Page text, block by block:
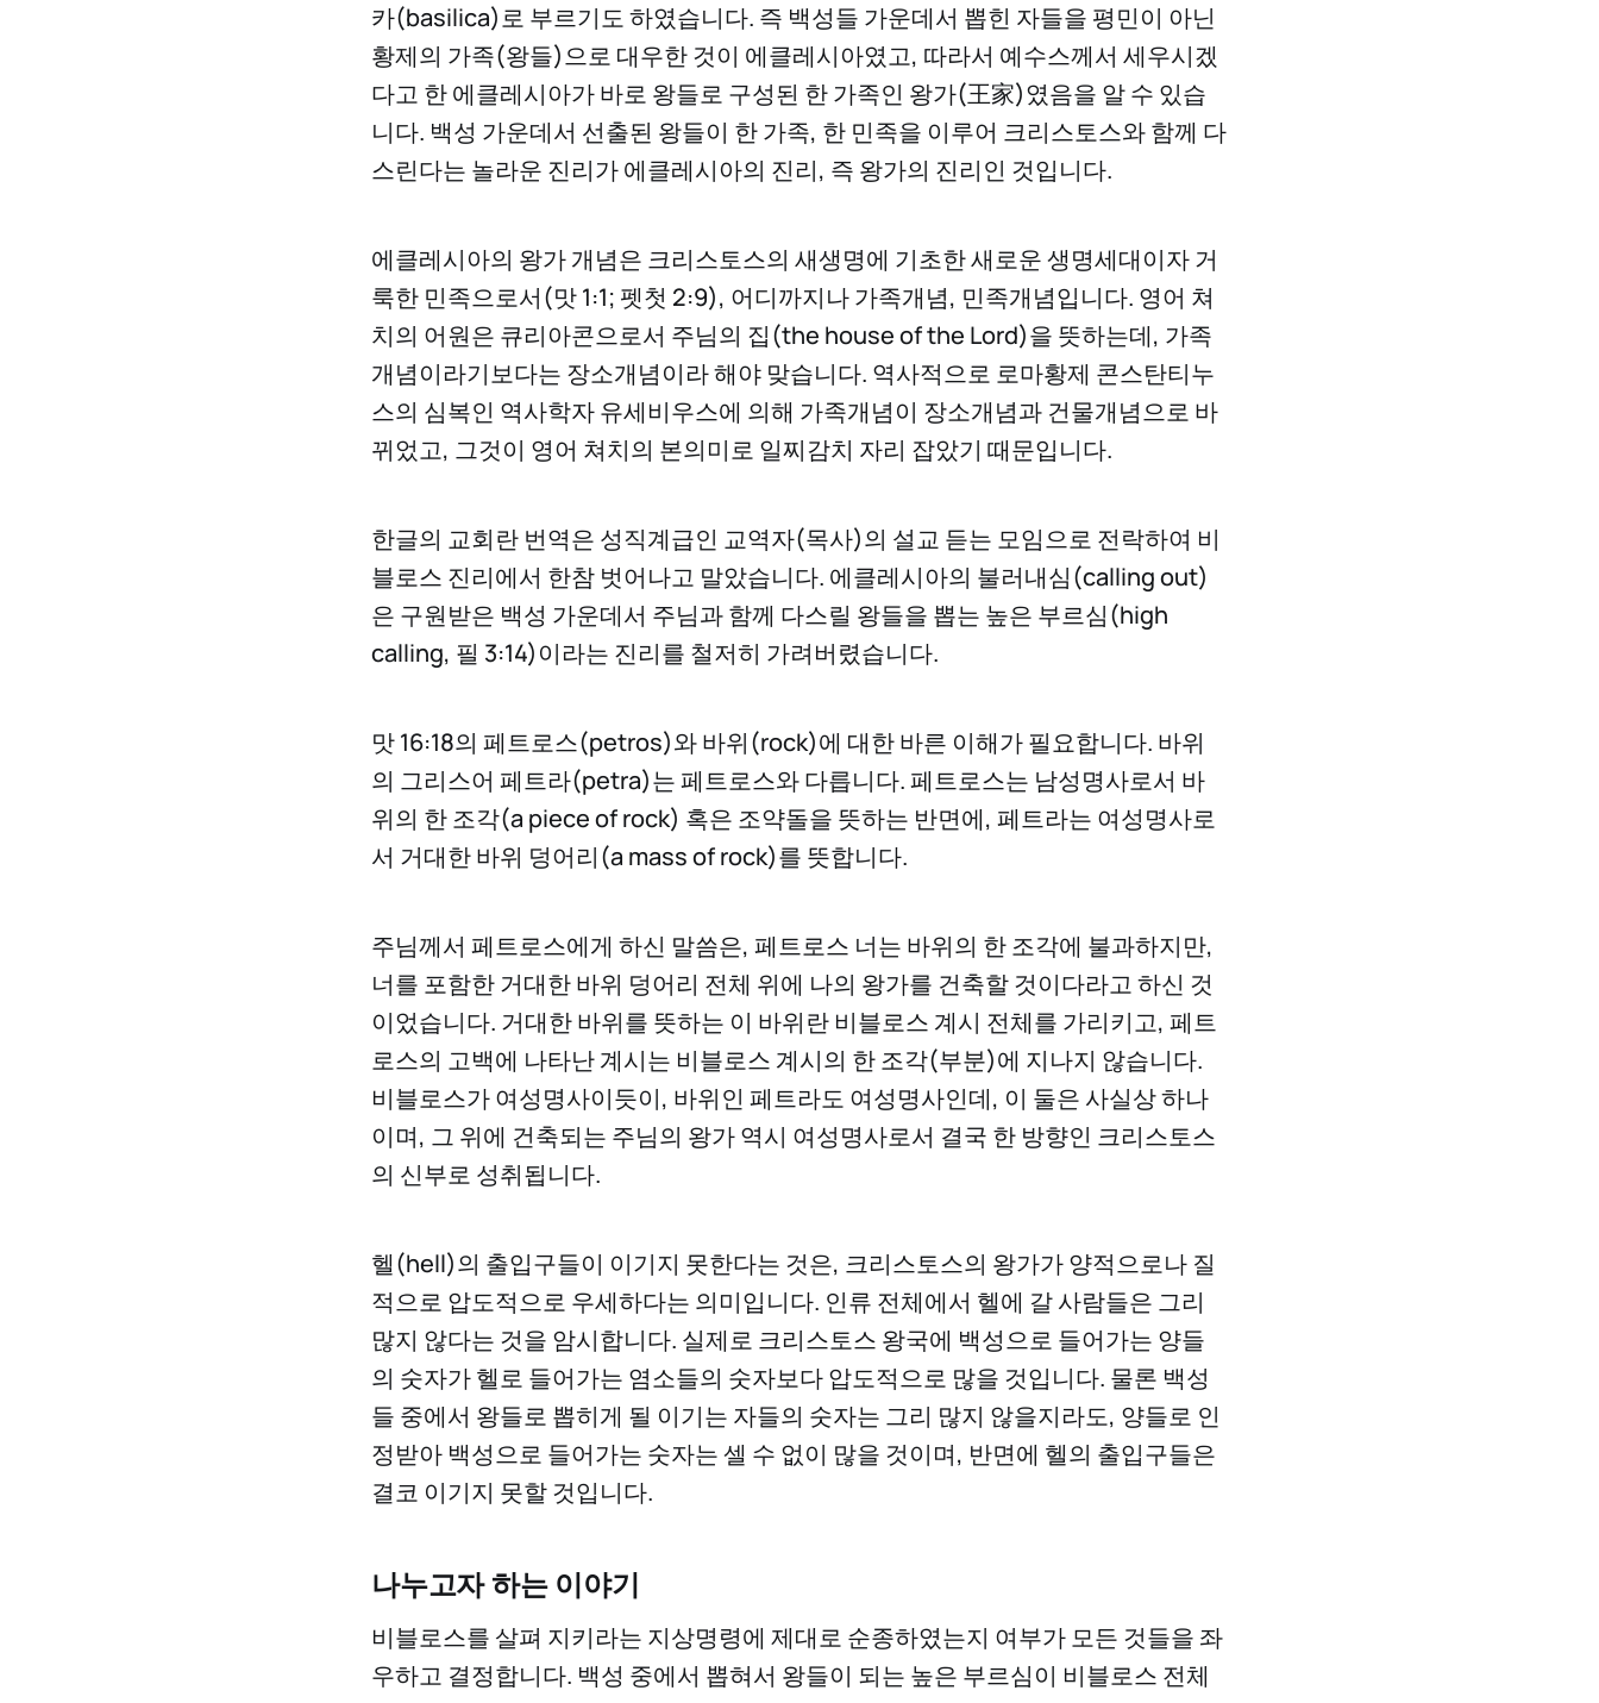
카(basilica)로 부르기도 하였습니다. 즉 백성들 가운데서 뽑힌 자들을 평민이 아닌
황제의 가족(왕들)으로 대우한 것이 에클레시아였고, 따라서 예수스께서 세우시겠
다고 한 에클레시아가 바로 왕들로 구성된 한 가족인 왕가(王家)였음을 알 수 있습
니다. 백성 가운데서 선출된 왕들이 한 가족, 한 민족을 이루어 크리스토스와 함께 다
스린다는 놀라운 진리가 에클레시아의 진리, 즉 왕가의 진리인 것입니다.
에클레시아의 왕가 개념은 크리스토스의 새생명에 기초한 새로운 생명세대이자 거
룩한 민족으로서(맛 1:1; 펫첫 2:9), 어디까지나 가족개념, 민족개념입니다. 영어 쳐
치의 어원은 큐리아콘으로서 주님의 집(the house of the Lord)을 뜻하는데, 가족
개념이라기보다는 장소개념이라 해야 맞습니다. 역사적으로 로마황제 콘스탄티누
스의 심복인 역사학자 유세비우스에 의해 가족개념이 장소개념과 건물개념으로 바
뀌었고, 그것이 영어 쳐치의 본의미로 일찌감치 자리 잡았기 때문입니다.
한글의 교회란 번역은 성직계급인 교역자(목사)의 설교 듣는 모임으로 전락하여 비
블로스 진리에서 한참 벗어나고 말았습니다. 에클레시아의 불러내심(calling out)
은 구원받은 백성 가운데서 주님과 함께 다스릴 왕들을 뽑는 높은 부르심(high
calling, 필 3:14)이라는 진리를 철저히 가려버렸습니다.
맛 16:18의 페트로스(petros)와 바위(rock)에 대한 바른 이해가 필요합니다. 바위
의 그리스어 페트라(petra)는 페트로스와 다릅니다. 페트로스는 남성명사로서 바
위의 한 조각(a piece of rock) 혹은 조약돌을 뜻하는 반면에, 페트라는 여성명사로
서 거대한 바위 덩어리(a mass of rock)를 뜻합니다.
주님께서 페트로스에게 하신 말씀은, 페트로스 너는 바위의 한 조각에 불과하지만,
너를 포함한 거대한 바위 덩어리 전체 위에 나의 왕가를 건축할 것이다라고 하신 것
이었습니다. 거대한 바위를 뜻하는 이 바위란 비블로스 계시 전체를 가리키고, 페트
로스의 고백에 나타난 계시는 비블로스 계시의 한 조각(부분)에 지나지 않습니다.
비블로스가 여성명사이듯이, 바위인 페트라도 여성명사인데, 이 둘은 사실상 하나
이며, 그 위에 건축되는 주님의 왕가 역시 여성명사로서 결국 한 방향인 크리스토스
의 신부로 성취됩니다.
헬(hell)의 출입구들이 이기지 못한다는 것은, 크리스토스의 왕가가 양적으로나 질
적으로 압도적으로 우세하다는 의미입니다. 인류 전체에서 헬에 갈 사람들은 그리
많지 않다는 것을 암시합니다. 실제로 크리스토스 왕국에 백성으로 들어가는 양들
의 숫자가 헬로 들어가는 염소들의 숫자보다 압도적으로 많을 것입니다. 물론 백성
들 중에서 왕들로 뽑히게 될 이기는 자들의 숫자는 그리 많지 않을지라도, 양들로 인
정받아 백성으로 들어가는 숫자는 셀 수 없이 많을 것이며, 반면에 헬의 출입구들은
결코 이기지 못할 것입니다.
나누고자 하는 이야기
비블로스를 살펴 지키라는 지상명령에 제대로 순종하였는지 여부가 모든 것들을 좌
우하고 결정합니다. 백성 중에서 뽑혀서 왕들이 되는 높은 부르심이 비블로스 전체